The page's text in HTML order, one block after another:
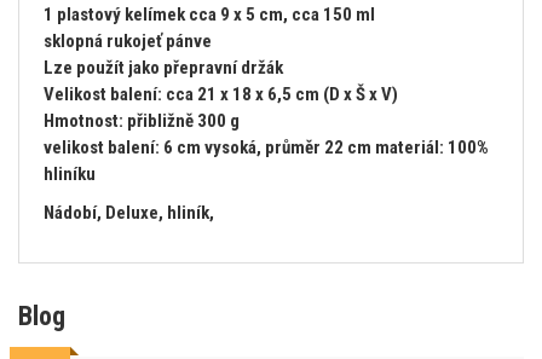
1 plastový kelímek cca 9 x 5 cm, cca 150 ml
sklopná rukojeť pánve
Lze použít jako přepravní držák
Velikost balení: cca 21 x 18 x 6,5 cm (D x Š x V)
Hmotnost: přibližně 300 g
velikost balení: 6 cm vysoká, průměr 22 cm materiál: 100%
hliníku
Nádobí, Deluxe, hliník,
Blog